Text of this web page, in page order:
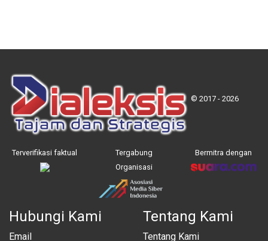
© 2017 - 2026
Terverifikasi faktual
Tergabung
Organisasi
Bermitra dengan
Hubungi Kami
Email
Tentang Kami
Tentang Kami